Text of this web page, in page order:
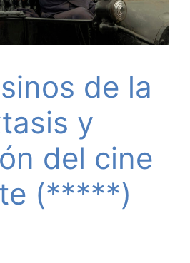
de la
y
del cine
(*****)